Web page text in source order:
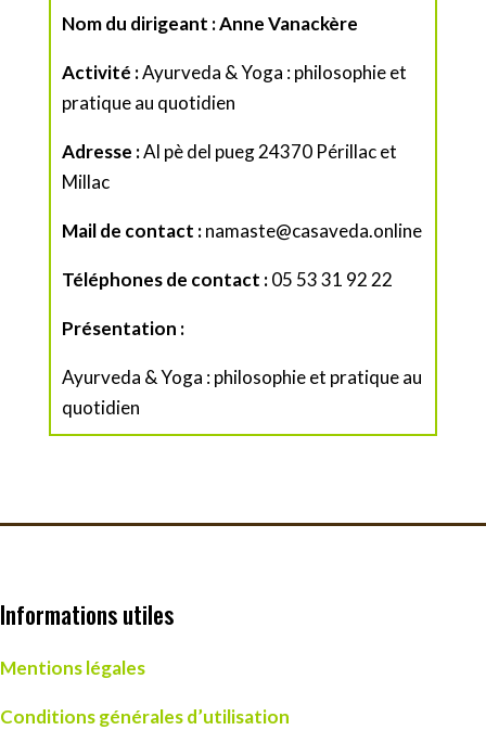
Nom du dirigeant : Anne Vanackère
Activité :Ayurveda & Yoga : philosophie et
pratique au quotidien
Adresse :Al pè del pueg 24370 Périllac et
Millac
Mail de contact :namaste@casaveda.online
Téléphones de contact :05 53 31 92 22
Présentation :
Ayurveda & Yoga : philosophie et pratique au
quotidien
Informations utiles
Mentions légales
Conditions générales d’utilisation